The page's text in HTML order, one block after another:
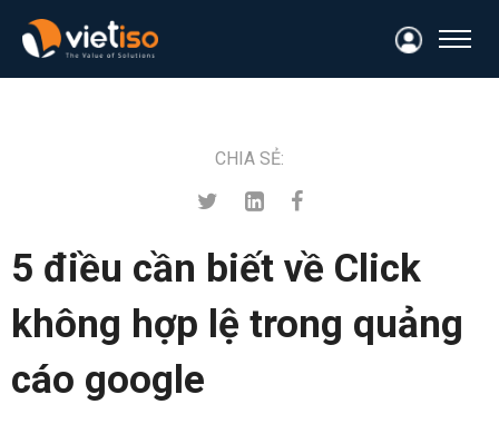
CHIA SẺ:
5 điều cần biết về Click
không hợp lệ trong quảng
cáo google